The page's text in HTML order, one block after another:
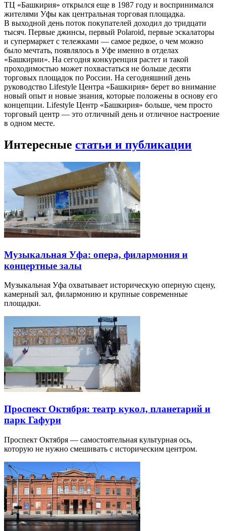
ТЦ «Башкирия» открылся еще в 1987 году и воспринимался
жителями Уфы как центральная торговая площадка.
В выходной день поток покупателей доходил до тридцати
тысяч. Первые джинсы, первый Polaroid, первые эскалаторы
и супермаркет с тележками — самое редкое, о чем можно
было мечтать, появлялось в Уфе именно в отделах
«Башкирии». На сегодня конкуренция растет и такой
проходимостью может похвастаться не больше десяти
торговых площадок по России. На сегодняшний день
руководство Lifestyle Центра «Башкирия» берет во внимание
новый опыт и новые знания, которые положены в основу его
концепции. Lifestyle Центр «Башкирия» больше, чем просто
торговый центр — это отличный день и отличное настроение
в одном месте.
Интересные статьи и публикации
Музыкальная Уфа: опера, филармония и
концертные залы
Музыкальная Уфа охватывает историческую оперную сцену,
камерный зал, филармонию и крупные современные
площадки.
Проспект Октября: театр кукол, планетарий и
парк Гафури
Проспект Октября — самостоятельная культурная ось,
которую не нужно смешивать с историческим центром.